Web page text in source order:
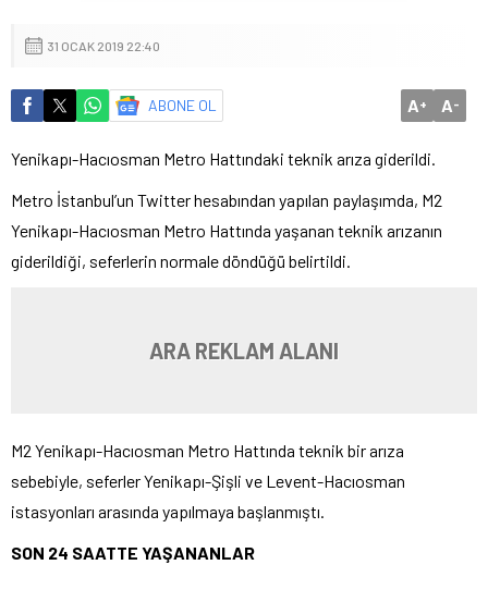
31 OCAK 2019 22:40
ABONE OL A+ A-
Yenikapı-Hacıosman Metro Hattındaki teknik arıza giderildi.
Metro İstanbul’un Twitter hesabından yapılan paylaşımda, M2
Yenikapı-Hacıosman Metro Hattında yaşanan teknik arızanın
giderildiği, seferlerin normale döndüğü belirtildi.
ARA REKLAM ALANI
M2 Yenikapı-Hacıosman Metro Hattında teknik bir arıza
sebebiyle, seferler Yenikapı-Şişli ve Levent-Hacıosman
istasyonları arasında yapılmaya başlanmıştı.
SON 24 SAATTE YAŞANANLAR